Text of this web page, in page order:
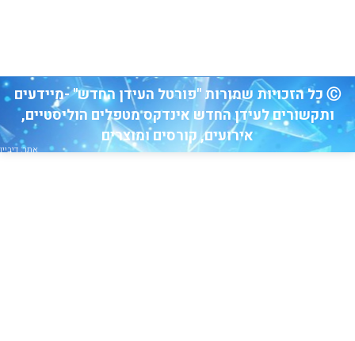
Ⓒ כל הזכויות שמורות "פורטל העידן החדש" -מיידעים
ותקשורים לעידן החדש אינדקס מטפלים הוליסטיים,
אירועים, קורסים ומוצרים
אתר: דיביין